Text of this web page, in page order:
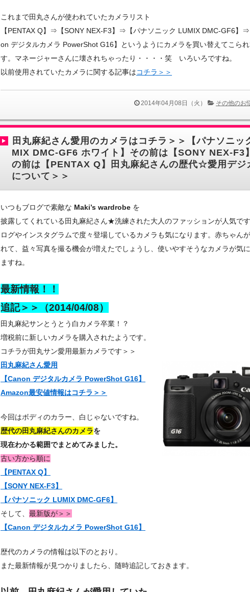
これまで田丸さんが使われていたカメラリスト
【PENTAX Q】⇒【SONY NEX-F3】⇒【パナソニック LUMIX DMC-GF6】
on デジタルカメラ PowerShot G16】というようにカメラを買い替えてこられ
す。マネージャーさんに壊されちゃったり・・・・笑 いろいろですね。
以前使用されていたカメラに関する記事はコチラ＞＞
2014年04月08日（火） その他のお
田丸麻紀さん愛用のカメラはコチラ＞＞【パナソニッ
MIX DMC-GF6 ホワイト】その前は【SONY NEX-F3
の前は【PENTAX Q】田丸麻紀さんの歴代☆愛用デジ
について＞＞
いつもブログで素敵な Maki’s wardrobe を
披露してくれている田丸麻紀さん★洗練された大人のファッションが人気で
ログやインスタグラムで度々登場しているカメラも気になります。赤ちゃん
れて、益々写真を撮る機会が増えたでしょうし、使いやすそうなカメラが気
ますね。
最新情報！！
追記＞＞（2014/04/08）
田丸麻紀サンとうとう白カメラ卒業！？
増税前に新しいカメラを購入されたようです。
コチラが田丸サン愛用最新カメラです＞＞
田丸麻紀さん愛用
【Canon デジタルカメラ PowerShot G16】
Amazon最安値情報はコチラ＞＞
今回はボディのカラー、白じゃないですね。
歴代の田丸麻紀さんのカメラを
現在わかる範囲でまとめてみました。
古い方から順に
【PENTAX Q】
【SONY NEX-F3】
【パナソニック LUMIX DMC-GF6】
そして、 最新版が＞＞
【Canon デジタルカメラ PowerShot G16】
歴代のカメラの情報は以下のとおり。
また最新情報が見つかりましたら、随時追記しておきます。